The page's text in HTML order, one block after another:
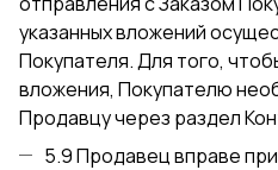
указанных вложений
Покупателя. Для того,
вложения, Покупателю
Продавцу через раздел
5.9 Продавец вправе